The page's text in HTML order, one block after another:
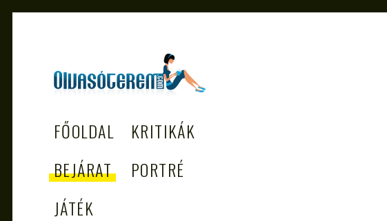
– AZ EGÉSZSÉGES
OLVASÁS
TÁMOGATÓJA
FŐOLDAL
KRITIKÁK
BEJÁRAT
PORTRÉ
JÁTÉK